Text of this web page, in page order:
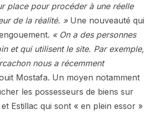
place pour procéder à une réelle
de la réalité. »Une nouveauté qui
« On a des personnes
et qui utilisent le site. Par exemple,
nous a récemment
Mostafa. Un moyen notamment
les possesseurs de biens sur
Estillac qui sont « en plein essor »